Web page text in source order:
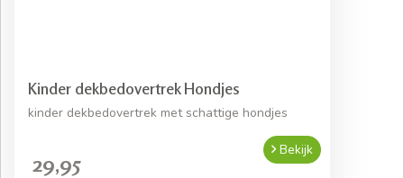
Kinder dekbedovertrek Hondjes
kinder dekbedovertrek met schattige hondjes
29,95
Bekijk